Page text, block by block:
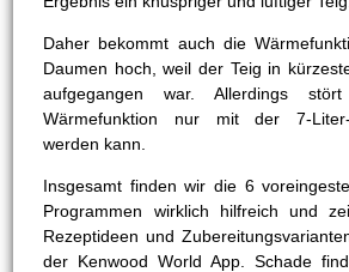
Daher bekommt auch die
Daumen hoch, weil der Teig in
aufgegangen war. Allerdings
Wärmefunktion nur mit der 7-Liter-
werden kann.
Insgesamt finden wir die 6
Programmen wirklich hilfreich und
Rezeptideen und
der Kenwood World App. Schade